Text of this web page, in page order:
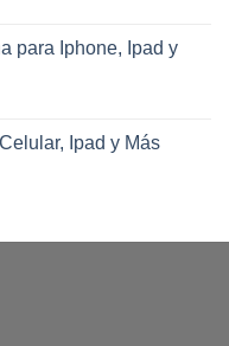
para Iphone, Ipad y
Ipad y Más